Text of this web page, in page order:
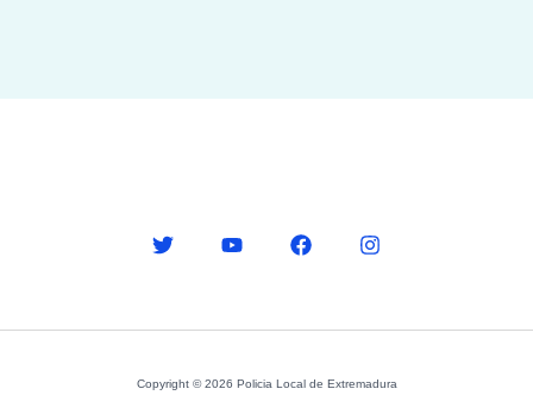
Copyright © 2026 Policia Local de Extremadura